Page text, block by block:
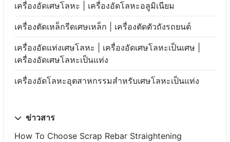
เครื่องอัดเศษโลหะ | เครื่องอัดโลหะอลูมิเนียม
เครื่องตัดเหล็กรีดเศษเหล็ก | เครื่องตัดตัวถังรถยนต์
เครื่องอัดแท่งเศษโลหะ | เครื่องอัดเศษโลหะเป็นเศษ |
เครื่องอัดเศษโลหะเป็นแท่ง
เครื่องอัดโลหะอุตสาหกรรมสำหรับเศษโลหะเป็นแท่ง
ข่าวสาร
How To Choose Scrap Rebar Straightening